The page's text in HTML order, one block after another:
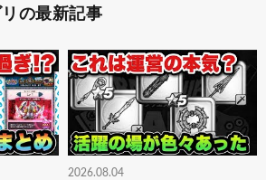
の最新記事
2026.08.04